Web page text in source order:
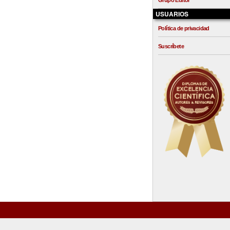
USUARIOS
Política de privacidad
Suscríbete